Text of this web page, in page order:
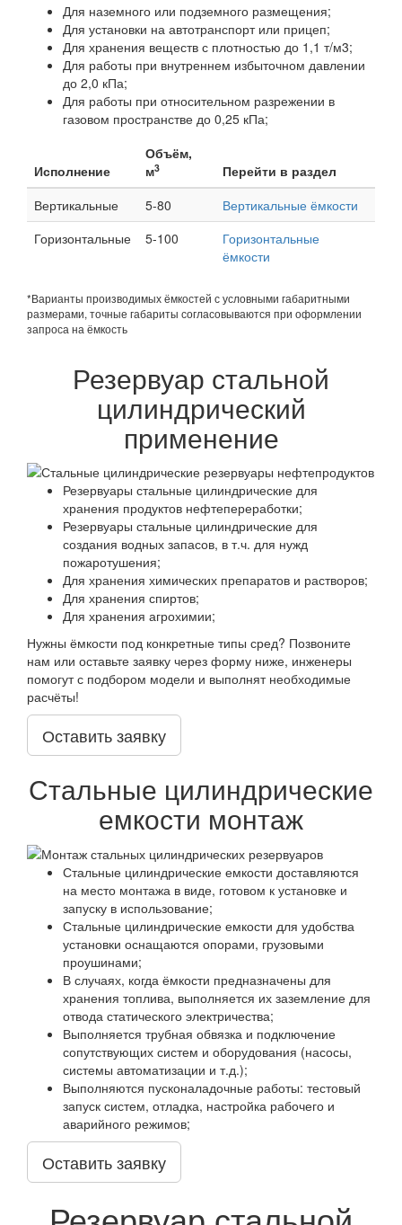
Для наземного или подземного размещения;
Для установки на автотранспорт или прицеп;
Для хранения веществ с плотностью до 1,1 т/м3;
Для работы при внутреннем избыточном давлении
до 2,0 кПа;
Для работы при относительном разрежении в
газовом пространстве до 0,25 кПа;
Исполнение
Объём,
м3
Перейти в раздел
Вертикальные
5-80
Вертикальные ёмкости
Горизонтальные
5-100
Горизонтальные
ёмкости
*Варианты производимых ёмкостей с условными габаритными
размерами, точные габариты согласовываются при оформлении
запроса на ёмкость
Резервуар стальной
цилиндрический
применение
Резервуары стальные цилиндрические для
хранения продуктов нефтепереработки;
Резервуары стальные цилиндрические для
создания водных запасов, в т.ч. для нужд
пожаротушения;
Для хранения химических препаратов и растворов;
Для хранения спиртов;
Для хранения агрохимии;
Нужны ёмкости под конкретные типы сред? Позвоните
нам или оставьте заявку через форму ниже, инженеры
помогут с подбором модели и выполнят необходимые
расчёты!
Оставить заявку
Стальные цилиндрические
емкости монтаж
Стальные цилиндрические емкости доставляются
на место монтажа в виде, готовом к установке и
запуску в использование;
Стальные цилиндрические емкости для удобства
установки оснащаются опорами, грузовыми
проушинами;
В случаях, когда ёмкости предназначены для
хранения топлива, выполняется их заземление для
отвода статического электричества;
Выполняется трубная обвязка и подключение
сопутствующих систем и оборудования (насосы,
системы автоматизации и т.д.);
Выполняются пусконаладочные работы: тестовый
запуск систем, отладка, настройка рабочего и
аварийного режимов;
Оставить заявку